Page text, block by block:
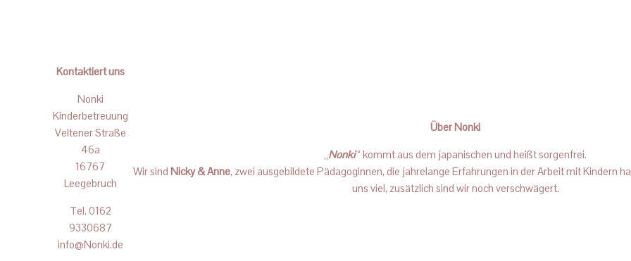
Kontaktiert uns
Nonki
Kinderbetreuung
Veltener Straße
46a
16767
Leegebruch
Tel. 0162
9330687
info@Nonki.de
Über Nonki
„Nonki“ kommt aus dem japanischen und heißt sorgenfrei.
Wir sind Nicky & Anne, zwei ausgebildete Pädagoginnen, die jahrelange Erfahrungen in der Arbeit mit Kindern
uns viel, zusätzlich sind wir noch verschwägert.